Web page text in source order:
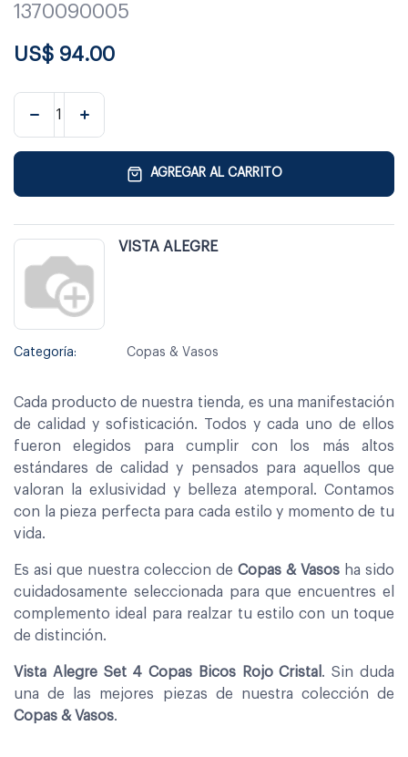
1370090005
US$ 94.00
AGREGAR AL CARRITO
VISTA ALEGRE
Categoría: Copas & Vasos
Cada producto de nuestra tienda, es una manifestación
de calidad y sofisticación. Todos y cada uno de ellos
fueron elegidos para cumplir con los más altos
estándares de calidad y pensados para aquellos que
valoran la exlusividad y belleza atemporal. Contamos
con la pieza perfecta para cada estilo y momento de tu
vida.
Es asi que nuestra coleccion de Copas & Vasos ha sido
cuidadosamente seleccionada para que encuentres el
complemento ideal para realzar tu estilo con un toque
de distinción.
Vista Alegre Set 4 Copas Bicos Rojo Cristal . Sin duda
una de las mejores piezas de nuestra colección de
Copas & Vasos.